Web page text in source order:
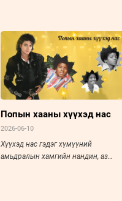
Попын хааны хүүхэд нас
2026-06-10
Хүүхэд нас гэдэг хүмүүний
амьдралын хамгийн нандин, аз